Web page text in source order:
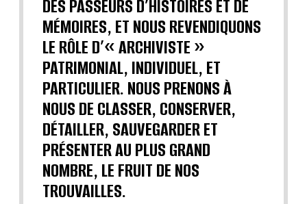
DES PASSEURS D’HISTOIRES ET DE
MÉMOIRES, ET NOUS REVENDIQUONS
LE RÔLE D’« ARCHIVISTE »
PATRIMONIAL, INDIVIDUEL, ET
PARTICULIER. NOUS PRENONS À
NOUS DE CLASSER, CONSERVER,
DÉTAILLER, SAUVEGARDER ET
PRÉSENTER AU PLUS GRAND
NOMBRE, LE FRUIT DE NOS
TROUVAILLES.